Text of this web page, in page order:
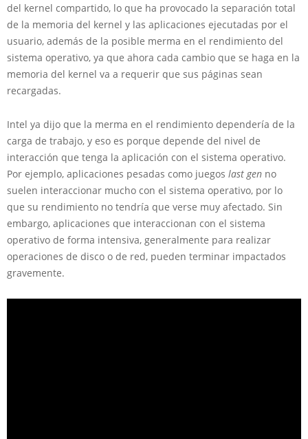
del kernel compartido, lo que ha provocado la separación total
de la memoria del kernel y las aplicaciones ejecutadas por el
usuario, además de la posible merma en el rendimiento del
sistema operativo, ya que ahora cada cambio que se haga en la
memoria del kernel va a requerir que sus páginas sean
recargadas.
Intel ya dijo que la merma en el rendimiento dependería de la
carga de trabajo, y eso es porque depende del nivel de
interacción que tenga la aplicación con el sistema operativo.
Por ejemplo, aplicaciones pesadas como juegos last gen no
suelen interaccionar mucho con el sistema operativo, por lo
que su rendimiento no tendría que verse muy afectado. Sin
embargo, aplicaciones que interaccionan con el sistema
operativo de forma intensiva, generalmente para realizar
operaciones de disco o de red, pueden terminar impactados
gravemente.